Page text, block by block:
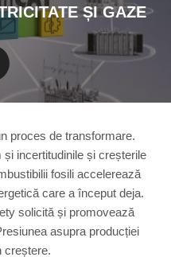
ȘI GAZE
proces de transformare.
incertitudinile și creșterile
fosili accelerează
care a început deja.
solicită și promovează
asupra producției
creștere.